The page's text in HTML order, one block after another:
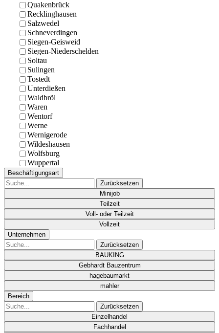
Quakenbrück
Recklinghausen
Salzwedel
Schneverdingen
Siegen-Geisweid
Siegen-Niederschelden
Soltau
Sulingen
Tostedt
Unterdießen
Waldbröl
Waren
Wentorf
Werne
Wernigerode
Wildeshausen
Wolfsburg
Wuppertal
Beschäftigungsart
Zurücksetzen
Minijob
Teilzeit
Voll- oder Teilzeit
Vollzeit
Unternehmen
Zurücksetzen
BAUKING
Gebhardt Bauzentrum
hagebaumarkt
mahler
Bereich
Zurücksetzen
Einzelhandel
Fachhandel